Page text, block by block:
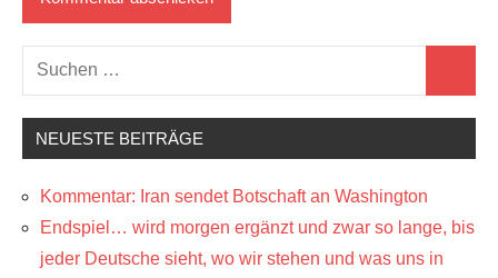
Suchen
nach:
NEUESTE BEITRÄGE
Kommentar: Iran sendet Botschaft an Washington
Endspiel… wird morgen ergänzt und zwar so lange, bis
jeder Deutsche sieht, wo wir stehen und was uns in